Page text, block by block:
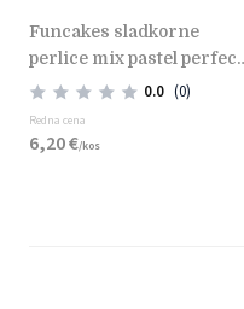
funcakes sladkorne
perlice mix pastel perfect
80g
0.0 (0)
Redna cena
6,20€/kos